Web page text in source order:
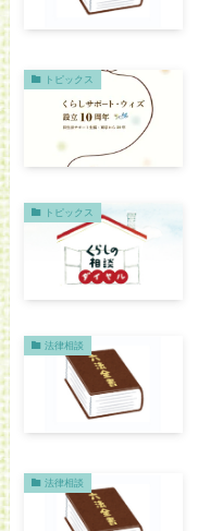
トピックス
トピックス
法律相談
法律相談